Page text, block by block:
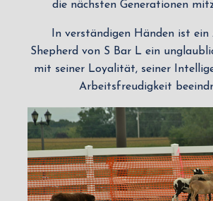
die nächsten Generationen
In verständigen Händen ist
Shepherd von S Bar L ein
mit seiner Loyalität, seiner
Arbeitsfreudigkeit